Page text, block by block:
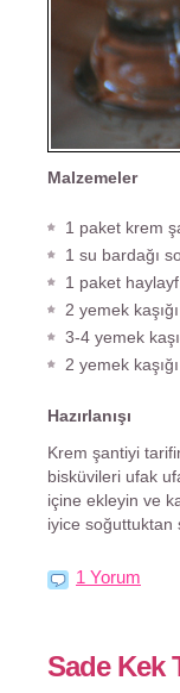
Malzemeler
1 paket krem
1 su bardağı
1 paket
2 yemek
3-4 yemek
2 yemek
Hazırlanışı
Krem şantiyi
bisküvileri ufak
içine ekleyin ve
iyice soğuttuktan
1 Yorum
Sade Kek